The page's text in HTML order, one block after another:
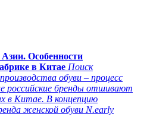
Особенности
в Китае Поиск
обуви – процесс
российские бренды отшивают
в Китае. В концепцию
женской обуви N.early